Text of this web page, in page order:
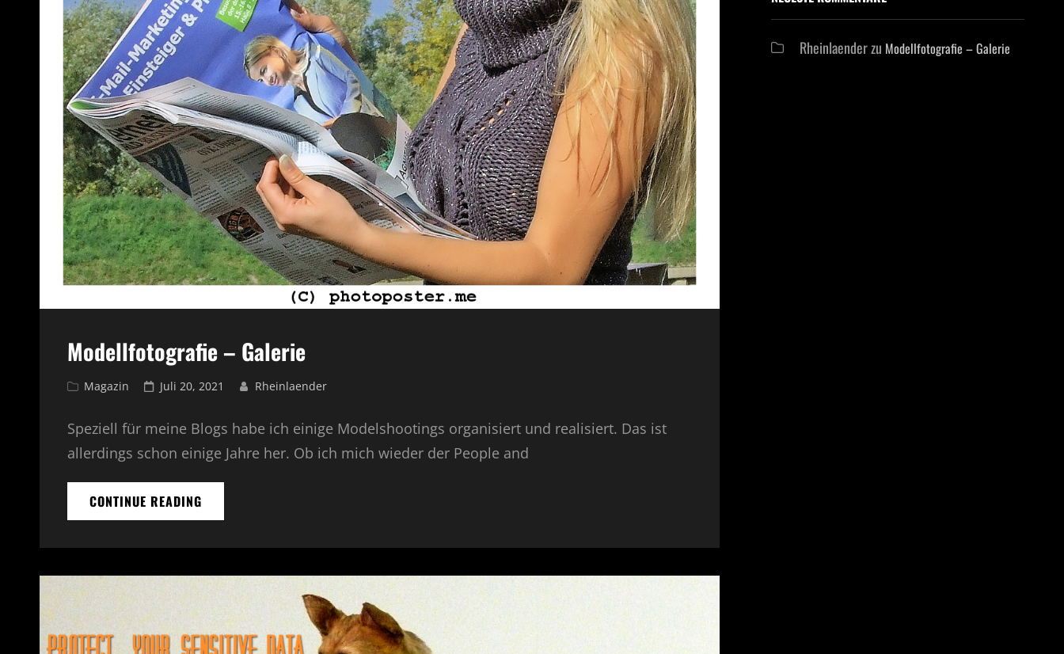
Modellfotografie – Galerie
Cat
Magazin
Posted
Juli 20, 2021 Rheinlaender
Speziell für meine Blogs habe ich einige Modelshootings organisiert und realisiert. Das ist
allerdings schon einige Jahre her. Ob ich mich wieder der People and
CONTINUE READING
–
Rheinlaenderzu Modellfotografie – Galerie